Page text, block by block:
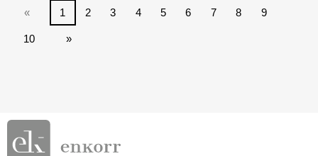
« 1 2 3 4 5 6 7 8 9
10 »